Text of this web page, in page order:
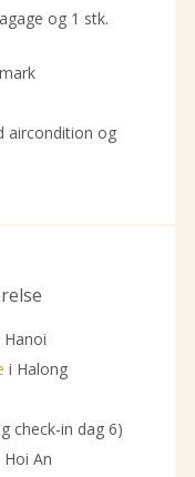
og 1 stk.
aircondition og
Hanoi
i Halong
check-in dag 6)
Hoi An